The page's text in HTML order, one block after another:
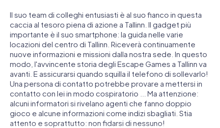
Il suo team di colleghi entusiasti è al suo fianco in questa
caccia al tesoro piena di azione a Tallinn. Il gadget più
importante è il suo smartphone: la guida nelle varie
locazioni del centro di Tallinn. Riceverà continuamente
nuove informazioni e missioni dalla nostra sede. In questo
modo, l'avvincente storia degli Escape Games a Tallinn va
avanti. E assicurarsi quando squilla il telefono di sollevarlo!
Una persona di contatto potrebbe provare a mettersi in
contatto con lei in modo cospiratorio ... Ma attenzione:
alcuni informatori si rivelano agenti che fanno doppio
gioco e alcune informazioni come indizi sbagliati. Stia
attento e soprattutto: non fidarsi di nessuno!